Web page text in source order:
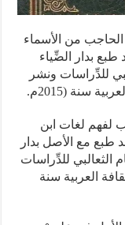
الحاجب من الأسماء
طبع بدار الضِّياء
الثعالبي للدِّراسات ونشر
سنة (2015م.
لفهم لغات ابن
طبع مع الأصل بدار
وبمركز الإمام الثعالبي للدِّراسات
العربية سنة